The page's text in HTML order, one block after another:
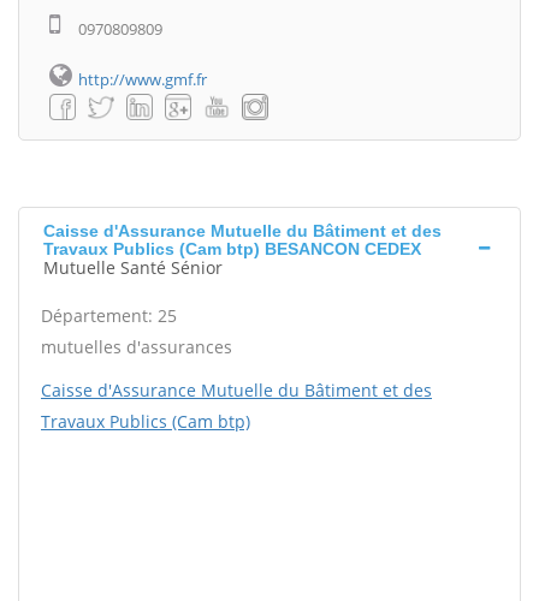
0970809809
http://www.gmf.fr
Caisse d'Assurance Mutuelle du Bâtiment et des
Travaux Publics (Cam btp) BESANCON CEDEX
Mutuelle Santé Sénior
Département: 25
mutuelles d'assurances
Caisse d'Assurance Mutuelle du Bâtiment et des
Travaux Publics (Cam btp)